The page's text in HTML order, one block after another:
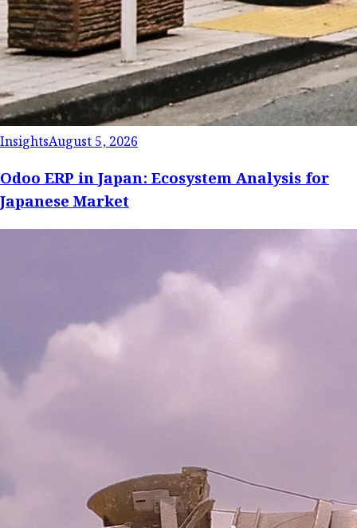
InsightsAugust 5, 2026
Odoo ERP in Japan: Ecosystem Analysis for
Japanese Market